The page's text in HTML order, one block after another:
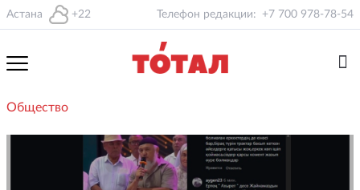
Астана +22 Телефон редакции: +7 700 978-78-54
Общество